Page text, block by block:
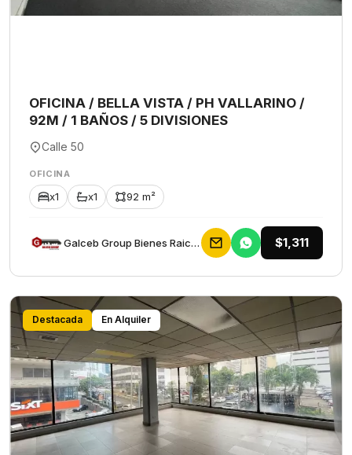
OFICINA / BELLA VISTA / PH VALLARINO /
92M / 1 BAÑOS / 5 DIVISIONES
Calle 50
OFICINA
x1 x1 92 m²
Galceb Group Bienes Raices $1,311
Destacada En Alquiler